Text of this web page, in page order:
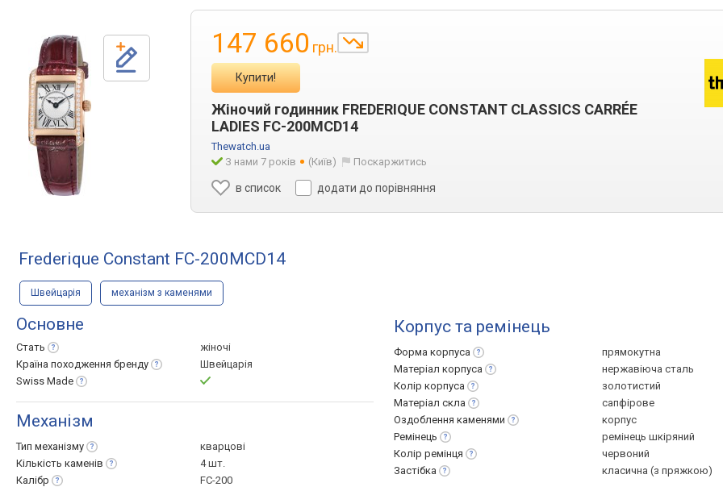
147 660 грн.
Купити!
Жіночий годинник FREDERIQUE CONSTANT CLASSICS CARRÉE
LADIES FC-200MCD14
Thewatch.ua
З нами 7 років
(Київ) Поскаржитись
в список додати до порівняння
Frederique Constant FC-200MCD14
Швейцарія механізм з каменями
Основне
Стать
жіночі
Країна походження бренду
Швейцарія
Swiss Made
Механізм
Тип механізму
кварцові
Кількість каменів
4 шт.
Калібр
FC-200
Корпус та ремінець
Форма корпуса
прямокутна
Матеріал корпуса
нержавіюча сталь
Колір корпуса
золотистий
Матеріал скла
сапфірове
Оздоблення каменями
корпус
Ремінець
ремінець шкіряний
Колір ремінця
червоний
Застібка
класична (з пряжкою)